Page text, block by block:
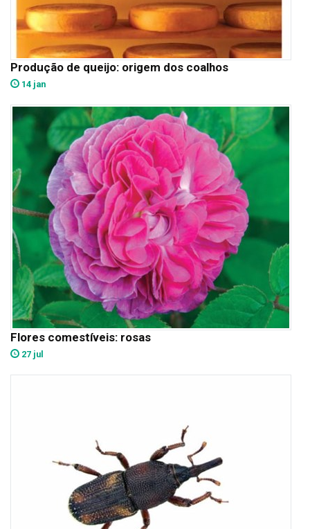
Produção de queijo: origem dos coalhos
14 jan
Flores comestíveis: rosas
27 jul